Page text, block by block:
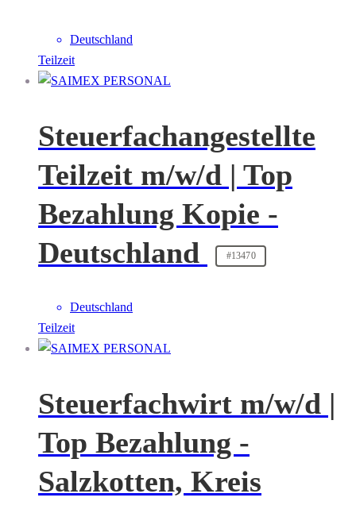
Deutschland
Teilzeit
Steuerfachangestellte
Teilzeit m/w/d | Top
Bezahlung Kopie -
Deutschland
#13470
Deutschland
Teilzeit
Steuerfachwirt m/w/d |
Top Bezahlung -
Salzkotten, Kreis